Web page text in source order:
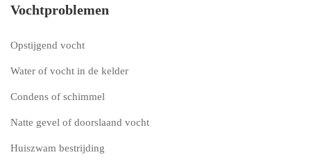
Vochtproblemen
Opstijgend vocht
Water of vocht in de kelder
Condens of schimmel
Natte gevel of doorslaand vocht
Huiszwam bestrijding